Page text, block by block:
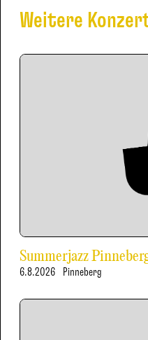
Weitere
Summerjazz
6.8.2026 Pinneberg